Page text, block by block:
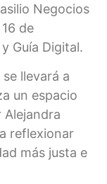
Negocios
de
Guía Digital.
llevará a
un espacio
reflexionar
más justa e